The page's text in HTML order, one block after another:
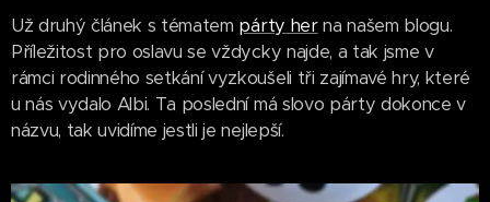
Už druhý článek s tématem párty herna našem blogu.
Příležitost pro oslavu se vždycky najde, a tak jsme v
rámci rodinného setkání vyzkoušeli tři zajímavé hry, které
u nás vydalo Albi. Ta poslední má slovo párty dokonce v
názvu, tak uvidíme jestli je nejlepší.